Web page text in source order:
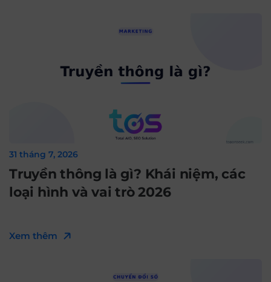
31 tháng 7, 2026
Truyền thông là gì? Khái niệm, các
loại hình và vai trò 2026
Xem thêm